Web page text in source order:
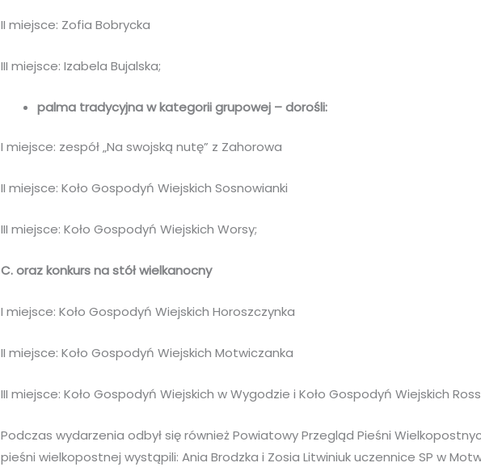
II miejsce: Zofia Bobrycka
III miejsce: Izabela Bujalska;
palma tradycyjna w kategorii grupowej – dorośli:
I miejsce: zespół „Na swojską nutę” z Zahorowa
II miejsce: Koło Gospodyń Wiejskich Sosnowianki
III miejsce: Koło Gospodyń Wiejskich Worsy;
C. oraz konkurs na stół wielkanocny
I miejsce: Koło Gospodyń Wiejskich Horoszczynka
II miejsce: Koło Gospodyń Wiejskich Motwiczanka
III miejsce: Koło Gospodyń Wiejskich w Wygodzie i Koło Gospodyń Wiejskich
Podczas wydarzenia odbył się również Powiatowy Przegląd Pieśni
pieśni wielkopostnej wystąpili: Ania Brodzka i Zosia Litwiniuk uczennice SP w